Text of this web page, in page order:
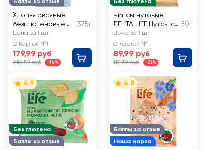
Баллы за отзыв
Хлопья овсяные
безглютеновые
ЛЕНТА LIFE
375г
Цена за 1 шт
С Картой №1
179,99 руб
210,59 руб -14%
Без глютена
Чипсы нутовые
ЛЕНТА LIFE Нутсы со
вкусом грибы
50г
Цена за 1 шт
С Картой №1
89,99 руб
115,79 руб -22%
Без глютена
Баллы за отзыв
4.9
Баллы за отзыв
Наша марка
4.8